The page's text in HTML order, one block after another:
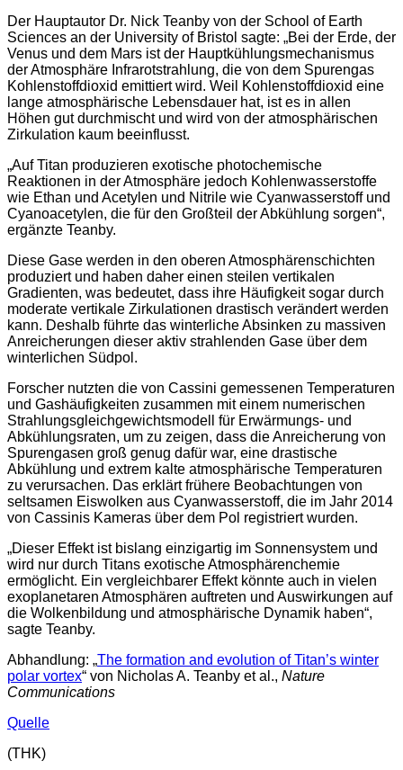
Der Hauptautor Dr. Nick Teanby von der School of Earth
Sciences an der University of Bristol sagte: „Bei der Erde, der
Venus und dem Mars ist der Hauptkühlungsmechanismus
der Atmosphäre Infrarotstrahlung, die von dem Spurengas
Kohlenstoffdioxid emittiert wird. Weil Kohlenstoffdioxid eine
lange atmosphärische Lebensdauer hat, ist es in allen
Höhen gut durchmischt und wird von der atmosphärischen
Zirkulation kaum beeinflusst.
„Auf Titan produzieren exotische photochemische
Reaktionen in der Atmosphäre jedoch Kohlenwasserstoffe
wie Ethan und Acetylen und Nitrile wie Cyanwasserstoff und
Cyanoacetylen, die für den Großteil der Abkühlung sorgen“,
ergänzte Teanby.
Diese Gase werden in den oberen Atmosphärenschichten
produziert und haben daher einen steilen vertikalen
Gradienten, was bedeutet, dass ihre Häufigkeit sogar durch
moderate vertikale Zirkulationen drastisch verändert werden
kann. Deshalb führte das winterliche Absinken zu massiven
Anreicherungen dieser aktiv strahlenden Gase über dem
winterlichen Südpol.
Forscher nutzten die von Cassini gemessenen Temperaturen
und Gashäufigkeiten zusammen mit einem numerischen
Strahlungsgleichgewichtsmodell für Erwärmungs- und
Abkühlungsraten, um zu zeigen, dass die Anreicherung von
Spurengasen groß genug dafür war, eine drastische
Abkühlung und extrem kalte atmosphärische Temperaturen
zu verursachen. Das erklärt frühere Beobachtungen von
seltsamen Eiswolken aus Cyanwasserstoff, die im Jahr 2014
von Cassinis Kameras über dem Pol registriert wurden.
„Dieser Effekt ist bislang einzigartig im Sonnensystem und
wird nur durch Titans exotische Atmosphärenchemie
ermöglicht. Ein vergleichbarer Effekt könnte auch in vielen
exoplanetaren Atmosphären auftreten und Auswirkungen auf
die Wolkenbildung und atmosphärische Dynamik haben“,
sagte Teanby.
Abhandlung: „The formation and evolution of Titan’s winter
polar vortex“ von Nicholas A. Teanby et al., Nature
Communications
Quelle
(THK)